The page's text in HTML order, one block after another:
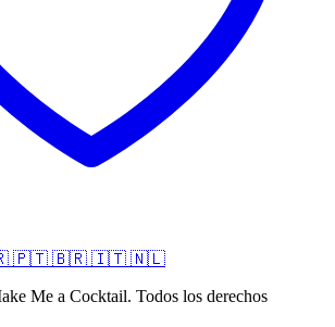
🇵🇹 🇧🇷 🇮🇹 🇳🇱
Me a Cocktail. Todos los derechos